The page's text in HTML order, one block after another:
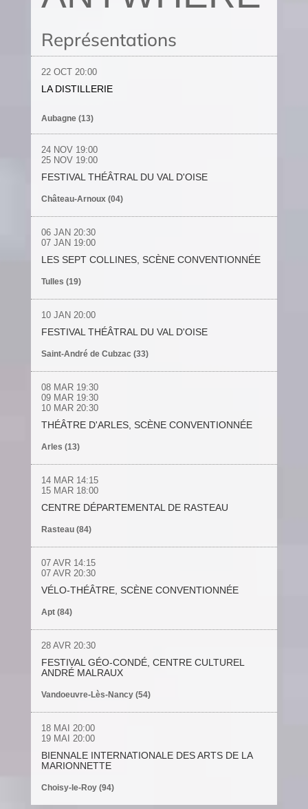
Représentations
22 OCT 20:00
LA DISTILLERIE
Aubagne (13)
24 NOV19:00
25 NOV19:00
FESTIVAL THÉÂTRAL DU VAL D'OISE
Château-Arnoux (04)
06 JAN 20:30
07 JAN 19:00
LES SEPT COLLINES, SCÈNE CONVENTIONNÉE
Tulles (19)
10 JAN 20:00
FESTIVAL THÉÂTRAL DU VAL D'OISE
Saint-André de Cubzac (33)
08 MAR19:30
09 MAR19:30
10 MAR20:30
THÉÂTRE D'ARLES, SCÈNE CONVENTIONNÉE
Arles (13)
14 MAR14:15
15 MAR18:00
CENTRE DÉPARTEMENTAL DE RASTEAU
Rasteau (84)
07 AVR14:15
07 AVR20:30
VÉLO-THÉÂTRE, SCÈNE CONVENTIONNÉE
Apt (84)
28 AVR20:30
FESTIVAL GÉO-CONDÉ, CENTRE CULTUREL
ANDRÉ MALRAUX
Vandoeuvre-Lès-Nancy (54)
18 MAI 20:00
19 MAI 20:00
BIENNALE INTERNATIONALE DES ARTS DE LA
MARIONNETTE
Choisy-le-Roy (94)